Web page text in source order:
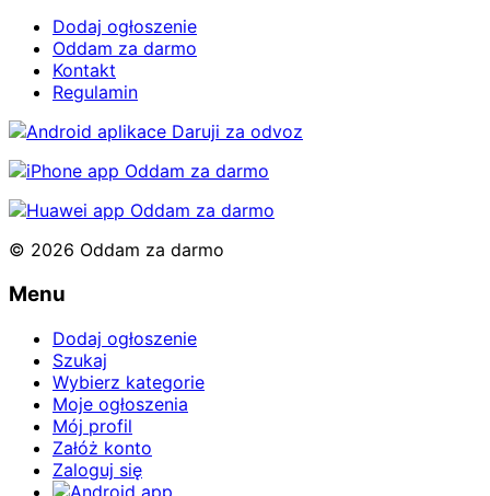
Dodaj ogłoszenie
Oddam za darmo
Kontakt
Regulamin
© 2026 Oddam za darmo
Menu
Dodaj ogłoszenie
Szukaj
Wybierz kategorie
Moje ogłoszenia
Mój profil
Załóż konto
Zaloguj się